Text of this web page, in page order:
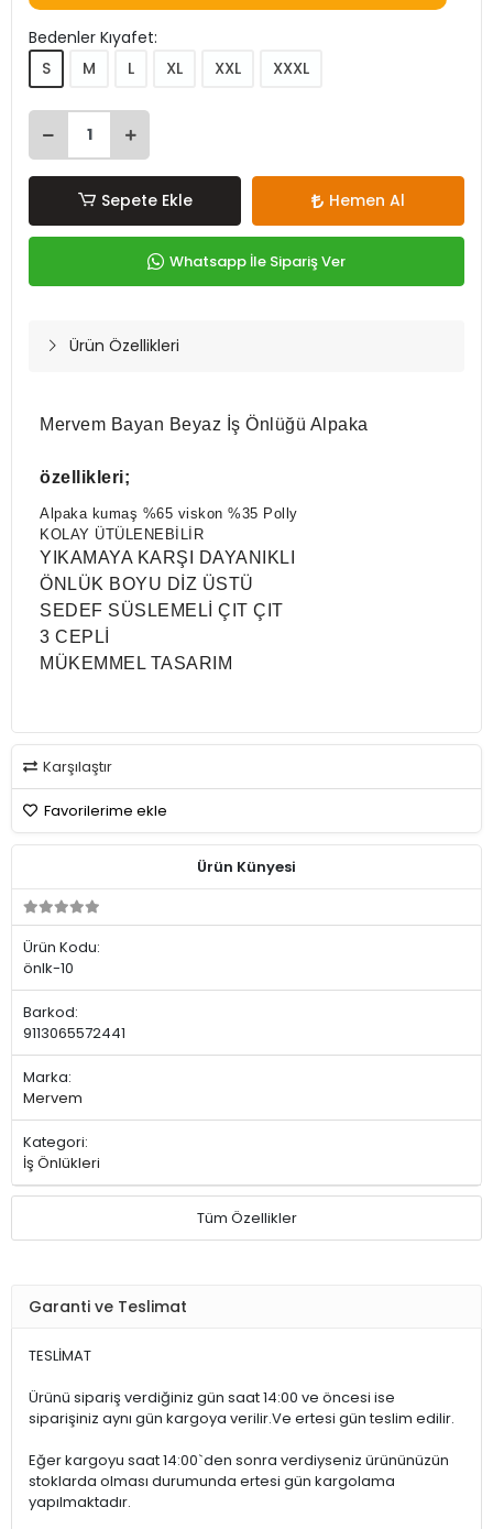
Bedenler Kıyafet:
S
M L XL XXL XXXL
Sepete Ekle Hemen Al
Whatsapp İle Sipariş Ver
Ürün Özellikleri
Mervem Bayan Beyaz İş Önlüğü Alpaka
özellikleri;
Alpaka kumaş %65 viskon %35 Polly
KOLAY ÜTÜLENEBİLİR
YIKAMAYA KARŞI DAYANIKLI
ÖNLÜK BOYU DİZ ÜSTÜ
SEDEF SÜSLEMELİ ÇIT ÇIT
3 CEPLİ
MÜKEMMEL TASARIM
Karşılaştır
Favorilerime ekle
Ürün Künyesi
Ürün Kodu:
önlk-10
Barkod:
9113065572441
Marka:
Mervem
Kategori:
İş Önlükleri
Tüm Özellikler
Garanti ve Teslimat
TESLİMAT
Ürünü sipariş verdiğiniz gün saat 14:00 ve öncesi ise
siparişiniz aynı gün kargoya verilir.Ve ertesi gün teslim edilir.
Eğer kargoyu saat 14:00`den sonra verdiyseniz ürününüzün
stoklarda olması durumunda ertesi gün kargolama
yapılmaktadır.